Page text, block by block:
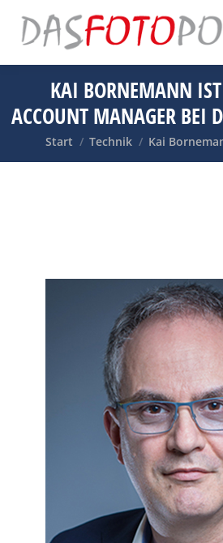
KAI BORNEMANN
ACCOUNT MANAGER BEI
Sie befinden sich hier:
Start Technik Kai